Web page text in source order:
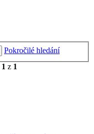
Pokročilé hledání
1 z 1